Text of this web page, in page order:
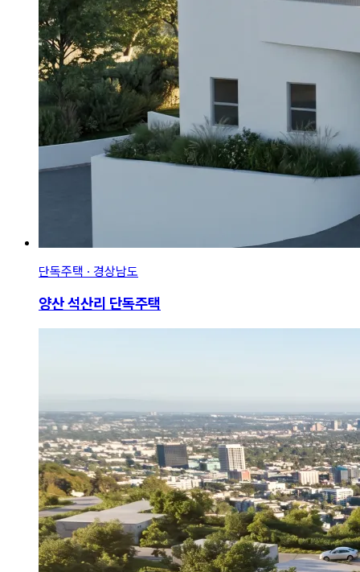
단독주택 · 경상남도
양산 석산리 단독주택